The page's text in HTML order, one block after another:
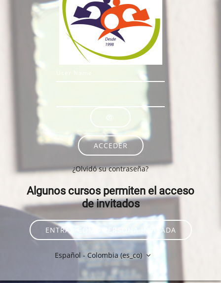
Nombre de usuario
ACCEDER
¿Olvidó su contraseña?
Algunos cursos permiten el acceso
de invitados
ENTRAR COMO PERSONA INVITADA
Español - Colombia ‎(es_co)‎